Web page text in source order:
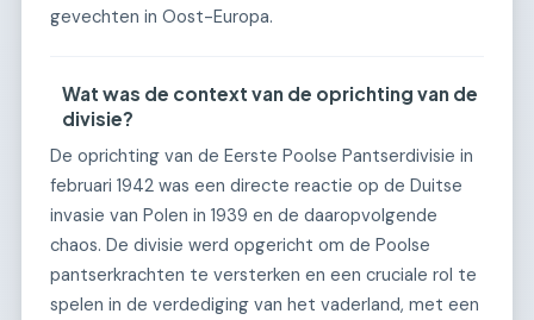
gevechten in Oost-Europa.
Wat was de context van de oprichting van de
divisie?
De oprichting van de Eerste Poolse Pantserdivisie in
februari 1942 was een directe reactie op de Duitse
invasie van Polen in 1939 en de daaropvolgende
chaos. De divisie werd opgericht om de Poolse
pantserkrachten te versterken en een cruciale rol te
spelen in de verdediging van het vaderland, met een